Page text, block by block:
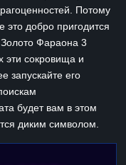
Потому
это добро пригодится
Фараона 3
эти сокровища и
запускайте его
будет вам в этом
диким символом.